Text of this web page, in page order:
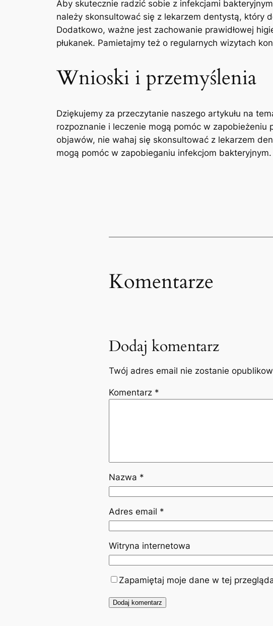
Aby skutecznie radzić sobie ⁤z ⁣infekcjami
należy skonsultować się z⁣ lekarzem dentystą, który
Dodatkowo, ważne jest zachowanie ⁤prawidłowej
płukanek. Pamietajmy też o regularnych wizytach
Wnioski i przemyślenia
Dziękujemy za przeczytanie naszego ‍artykułu na‌
rozpoznanie i leczenie mogą pomóc ⁤w
objawów, nie wahaj się skonsultować z lekarzem​
mogą pomóc⁣ w zapobieganiu infekcjom
Komentarze
Dodaj komentarz
Twój adres email nie zostanie
Komentarz *
Nazwa *
Adres email *
Witryna internetowa
Zapamiętaj moje dane w tej